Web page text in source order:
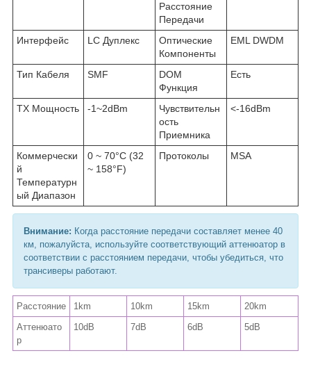
Расстояние
Передачи
Интерфейс LC Дуплекс
Оптические
Компоненты
EML DWDM
Тип Кабеля SMF
DOM
Функция
Есть
TX Мощность -1~2dBm
Чувствительн
ость
Приемника
<-16dBm
Коммерчески
й
Температурн
ый Диапазон
0 ~ 70°C (32
~ 158°F)
Протоколы MSA
Внимание: Когда расстояние передачи составляет менее 40
км, пожалуйста, используйте соответствующий аттенюатор в
соответствии с расстоянием передачи, чтобы убедиться, что
трансиверы работают.
Расстояние 1km 10km 15km
20km
Аттенюато
р
10dB 7dB 6dB 5dB